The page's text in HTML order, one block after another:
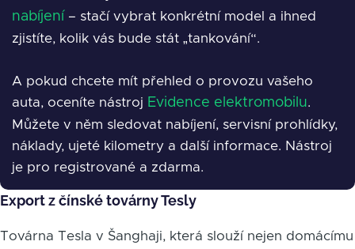
nabíjení – stačí vybrat konkrétní model a ihned
zjistíte, kolik vás bude stát „tankování“.
A pokud chcete mít přehled o provozu vašeho
auta, oceníte nástroj Evidence elektromobilu.
Můžete v něm sledovat nabíjení, servisní prohlídky,
náklady, ujeté kilometry a další informace. Nástroj
je pro registrované a zdarma.
Export z čínské továrny Tesly
Továrna Tesla v Šanghaji, která slouží nejen domácímu